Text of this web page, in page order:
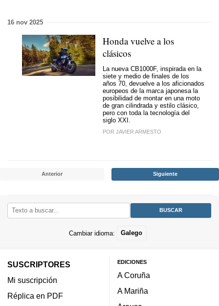
16 nov 2025
Honda vuelve a los
clásicos
La nueva CB1000F, inspirada en la
siete y medio de finales de los
años 70, devuelve a los aficionados
europeos de la marca japonesa la
posibilidad de montar en una moto
de gran cilindrada y estilo clásico,
pero con toda la tecnología del
siglo XXI.
POR JAVIER ARMESTO
Anterior Siguiente
Cambiar idioma: Galego
SUSCRIPTORES
Mi suscripción
Réplica en PDF
EDICIONES
A Coruña
A Mariña